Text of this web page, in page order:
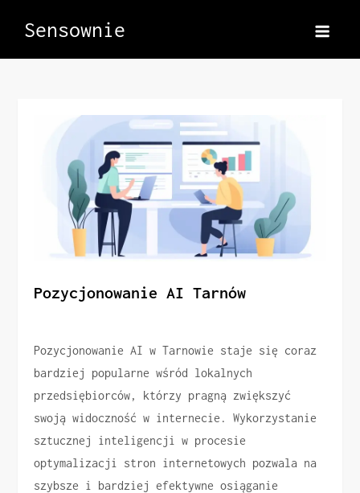
Sensownie
Pozycjonowanie AI Tarnów
Pozycjonowanie AI w Tarnowie staje się coraz
bardziej popularne wśród lokalnych
przedsiębiorców, którzy pragną zwiększyć
swoją widoczność w internecie. Wykorzystanie
sztucznej inteligencji w procesie
optymalizacji stron internetowych pozwala na
szybsze i bardziej efektywne osiąganie